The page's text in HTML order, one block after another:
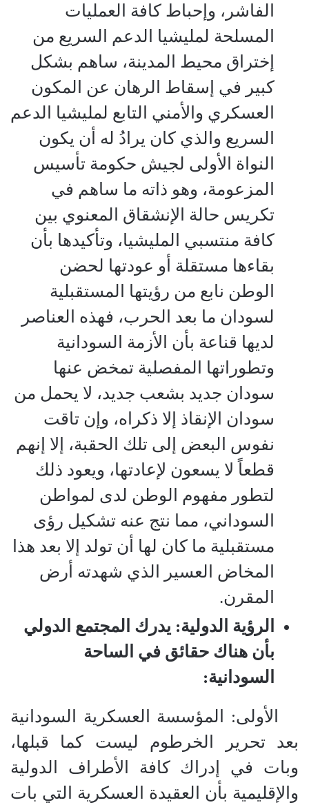
الفاشر، وإحباط كافة العمليات
المسلحة لمليشيا الدعم السريع من
إختراق محيط المدينة، ساهم بشكل
كبير في إسقاط الرهان عن المكون
العسكري والأمني التابع لمليشيا الدعم
السريع والذي كان يرادُ له أن يكون
النواة الأولى لجيش حكومة ‫تأسيس
المزعومة، وهو ذاته ما ساهم في
تكريس حالة الإنشقاق المعنوي بين
كافة منتسبي المليشيا، وتأكيدها بأن
بقاءها مستقلة أو عودتها لحضن
الوطن نابع من رؤيتها المستقبلية
لسودان ما بعد الحرب، فهذه العناصر
لديها قناعة بأن الأزمة السودانية
وتطوراتها المفصلية تمخض عنها
سودان جديد بشعب جديد، لا يحمل من
سودان الإنقاذ إلا ذكراه، وإن تاقت
نفوس البعض إلى تلك الحقبة، إلا إنهم
قطعاً لا يسعون لإعادتها، ويعود ذلك
لتطور مفهوم الوطن لدى لمواطن
السوداني، مما نتج عنه تشكيل رؤى
مستقبلية ما كان لها أن تولد إلا بعد هذا
المخاض العسير الذي شهدته أرض
المقرن.
الرؤية الدولية: يدرك المجتمع الدولي
بأن هناك حقائق في الساحة
السودانية:
‏ الأولى: المؤسسة العسكرية السودانية
بعد تحرير ‫الخرطوم ليست كما قبلها،
وبات في إدراك كافة الأطراف الدولية
والإقليمية بأن العقيدة العسكرية التي بات